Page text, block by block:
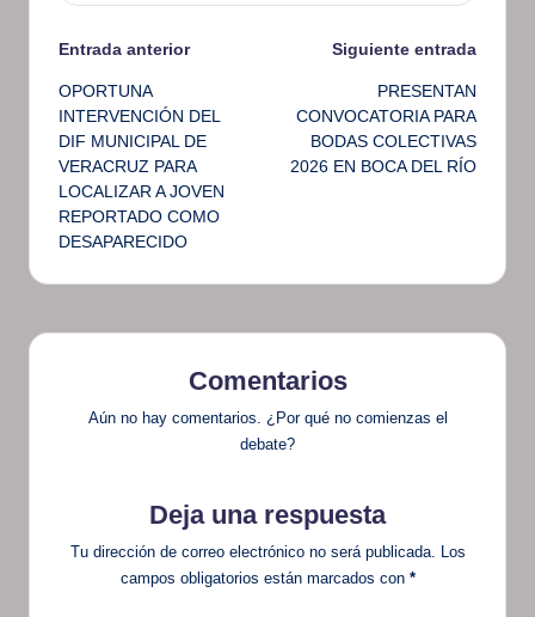
Navegación
de
entradas
Entrada anterior
OPORTUNA
INTERVENCIÓN DEL
DIF MUNICIPAL DE
VERACRUZ PARA
LOCALIZAR A JOVEN
REPORTADO COMO
DESAPARECIDO
Siguiente entrada
PRESENTAN
CONVOCATORIA PARA
BODAS COLECTIVAS
2026 EN BOCA DEL RÍO
Comentarios
Aún no hay comentarios. ¿Por qué no comienzas el
debate?
Deja una respuesta
Tu dirección de correo electrónico no será publicada. Los
campos obligatorios están marcados con *